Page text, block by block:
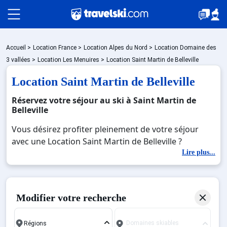
Packages
🚆Train de nuit
Bons plans
Accueil > Location France > Location Alpes du Nord > Location Domaine des
3 vallées > Location Les Menuires > Location Saint Martin de Belleville
Location Saint Martin de Belleville
Réservez votre séjour au ski à Saint Martin de
Belleville
Vous désirez profiter pleinement de votre séjour
avec une Location Saint Martin de Belleville ?
Découvrez nos offres de Location Saint Martin de
Belleville pour skier sans limite à noel, jour de l'an,
février. Fermez les yeux et imaginez… Profitez de
réputée et moderne où vous pourrez mêler les
Lire plus...
Modifier votre recherche
Domaines skiables